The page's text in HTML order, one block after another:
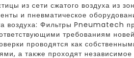
из сети сжатого воздуха из
и пневматическое
воздуха: Фильтры Pneumatech
требованиям
проводятся как
а также проходят независимое